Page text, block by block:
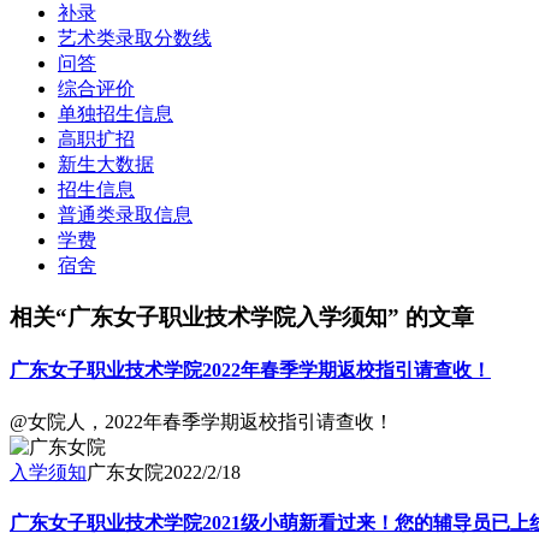
补录
艺术类录取分数线
问答
综合评价
单独招生信息
高职扩招
新生大数据
招生信息
普通类录取信息
学费
宿舍
相关“广东女子职业技术学院入学须知” 的文章
广东女子职业技术学院2022年春季学期返校指引请查收！
@女院人，2022年春季学期返校指引请查收！
入学须知广东女院2022/2/18
广东女子职业技术学院2021级小萌新看过来！您的辅导员已上